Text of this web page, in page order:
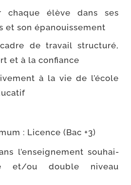
chaque élève dans ses
et son épanouissement
de tra­vail struc­tu­ré,
et à la confiance
à la vie de l’école
: Licence (Bac +3)
l’enseignement sou­hai­
et/​ou double niveau